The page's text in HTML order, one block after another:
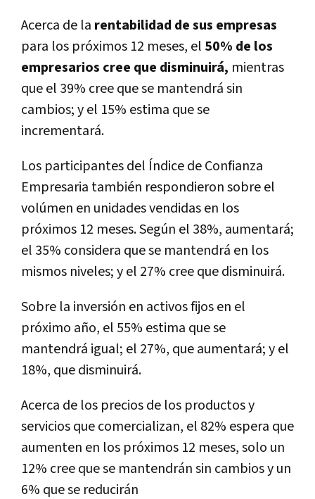
Acerca de la rentabilidad de sus empresas
para los próximos 12 meses, el 50% de los
empresarios cree que disminuirá, mientras
que el 39% cree que se mantendrá sin
cambios; y el 15% estima que se
incrementará.
Los participantes del Índice de Confianza
Empresaria también respondieron sobre el
volúmen en unidades vendidas en los
próximos 12 meses. Según el 38%, aumentará;
el 35% considera que se mantendrá en los
mismos niveles; y el 27% cree que disminuirá.
Sobre la inversión en activos fijos en el
próximo año, el 55% estima que se
mantendrá igual; el 27%, que aumentará; y el
18%, que disminuirá.
Acerca de los precios de los productos y
servicios que comercializan, el 82% espera que
aumenten en los próximos 12 meses, solo un
12% cree que se mantendrán sin cambios y un
6% que se reducirán